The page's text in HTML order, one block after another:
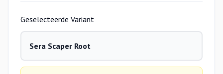
Geselecteerde Variant
Sera Scaper Root